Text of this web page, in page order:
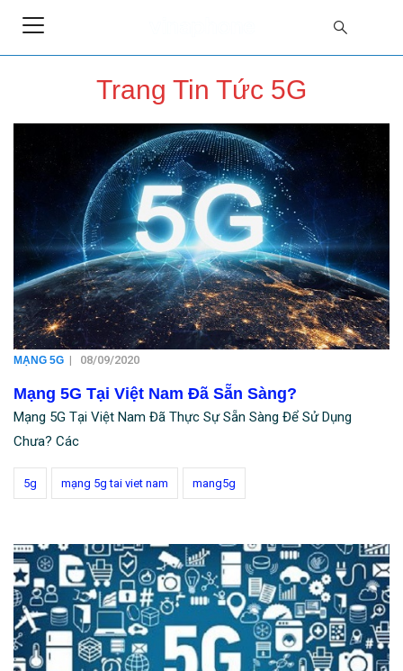
Trang Tin Tức 5G
MẠNG 5G | 08/09/2020
Mạng 5G Tại Việt Nam Đã Sẵn Sàng?
Mạng 5G Tại Việt Nam Đã Thực Sự Sẵn Sàng Để Sử Dụng
Chưa? Các
5g mạng 5g tai viet nam mang5g